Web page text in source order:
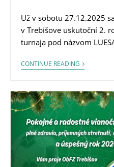
Už v sobotu 27.12.2025
v Trebišove uskutoční 2.
turnaja pod názvom
CONTINUE READING